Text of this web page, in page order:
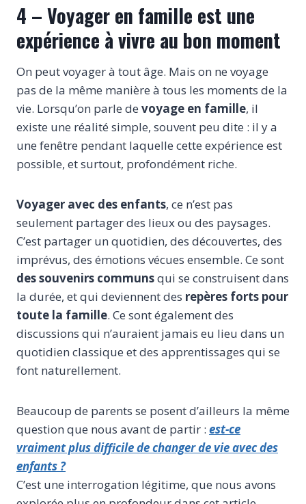
4 – Voyager en famille est une
expérience à vivre au bon moment
On peut voyager à tout âge. Mais on ne voyage
pas de la même manière à tous les moments de la
vie. Lorsqu’on parle de voyage en famille, il
existe une réalité simple, souvent peu dite : il y a
une fenêtre pendant laquelle cette expérience est
possible, et surtout, profondément riche.
Voyager avec des enfants, ce n’est pas
seulement partager des lieux ou des paysages.
C’est partager un quotidien, des découvertes, des
imprévus, des émotions vécues ensemble. Ce sont
des souvenirs communsqui se construisent dans
la durée, et qui deviennent des repères forts pour
toute la famille. Ce sont également des
discussions qui n’auraient jamais eu lieu dans un
quotidien classique et des apprentissages qui se
font naturellement.
Beaucoup de parents se posent d’ailleurs la même
question que nous avant de partir : est-ce
vraiment plus difficile de changer de vie avec des
enfants ?
C’est une interrogation légitime, que nous avons